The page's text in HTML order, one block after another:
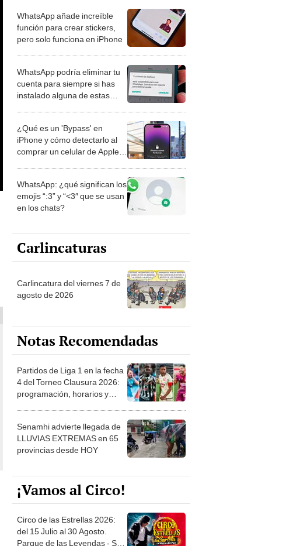
WhatsApp añade increíble
función para crear stickers,
pero solo funciona en iPhone
WhatsApp podría eliminar tu
cuenta para siempre si has
instalado alguna de estas
¿Qué es un 'Bypass' en
iPhone y cómo detectarlo al
comprar un celular de Apple
WhatsApp: ¿qué significan los
emojis “:3” y “<3″ que se usan
en los chats?
Carlincaturas
Carlincatura del viernes 7 de
agosto de 2026
Notas Recomendadas
Partidos de Liga 1 en la fecha
4 del Torneo Clausura 2026:
programación, horarios y
Senamhi advierte llegada de
LLUVIAS EXTREMAS en 65
provincias desde HOY
¡Vamos al Circo!
Circo de las Estrellas 2026:
del 15 Julio al 30 Agosto.
Parque de las Leyendas - San